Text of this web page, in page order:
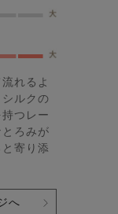
れるよ
ルクの
つレー
ろみが
寄り添
へ